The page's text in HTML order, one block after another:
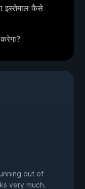
इस्तेमाल कैसे
out of
very much.